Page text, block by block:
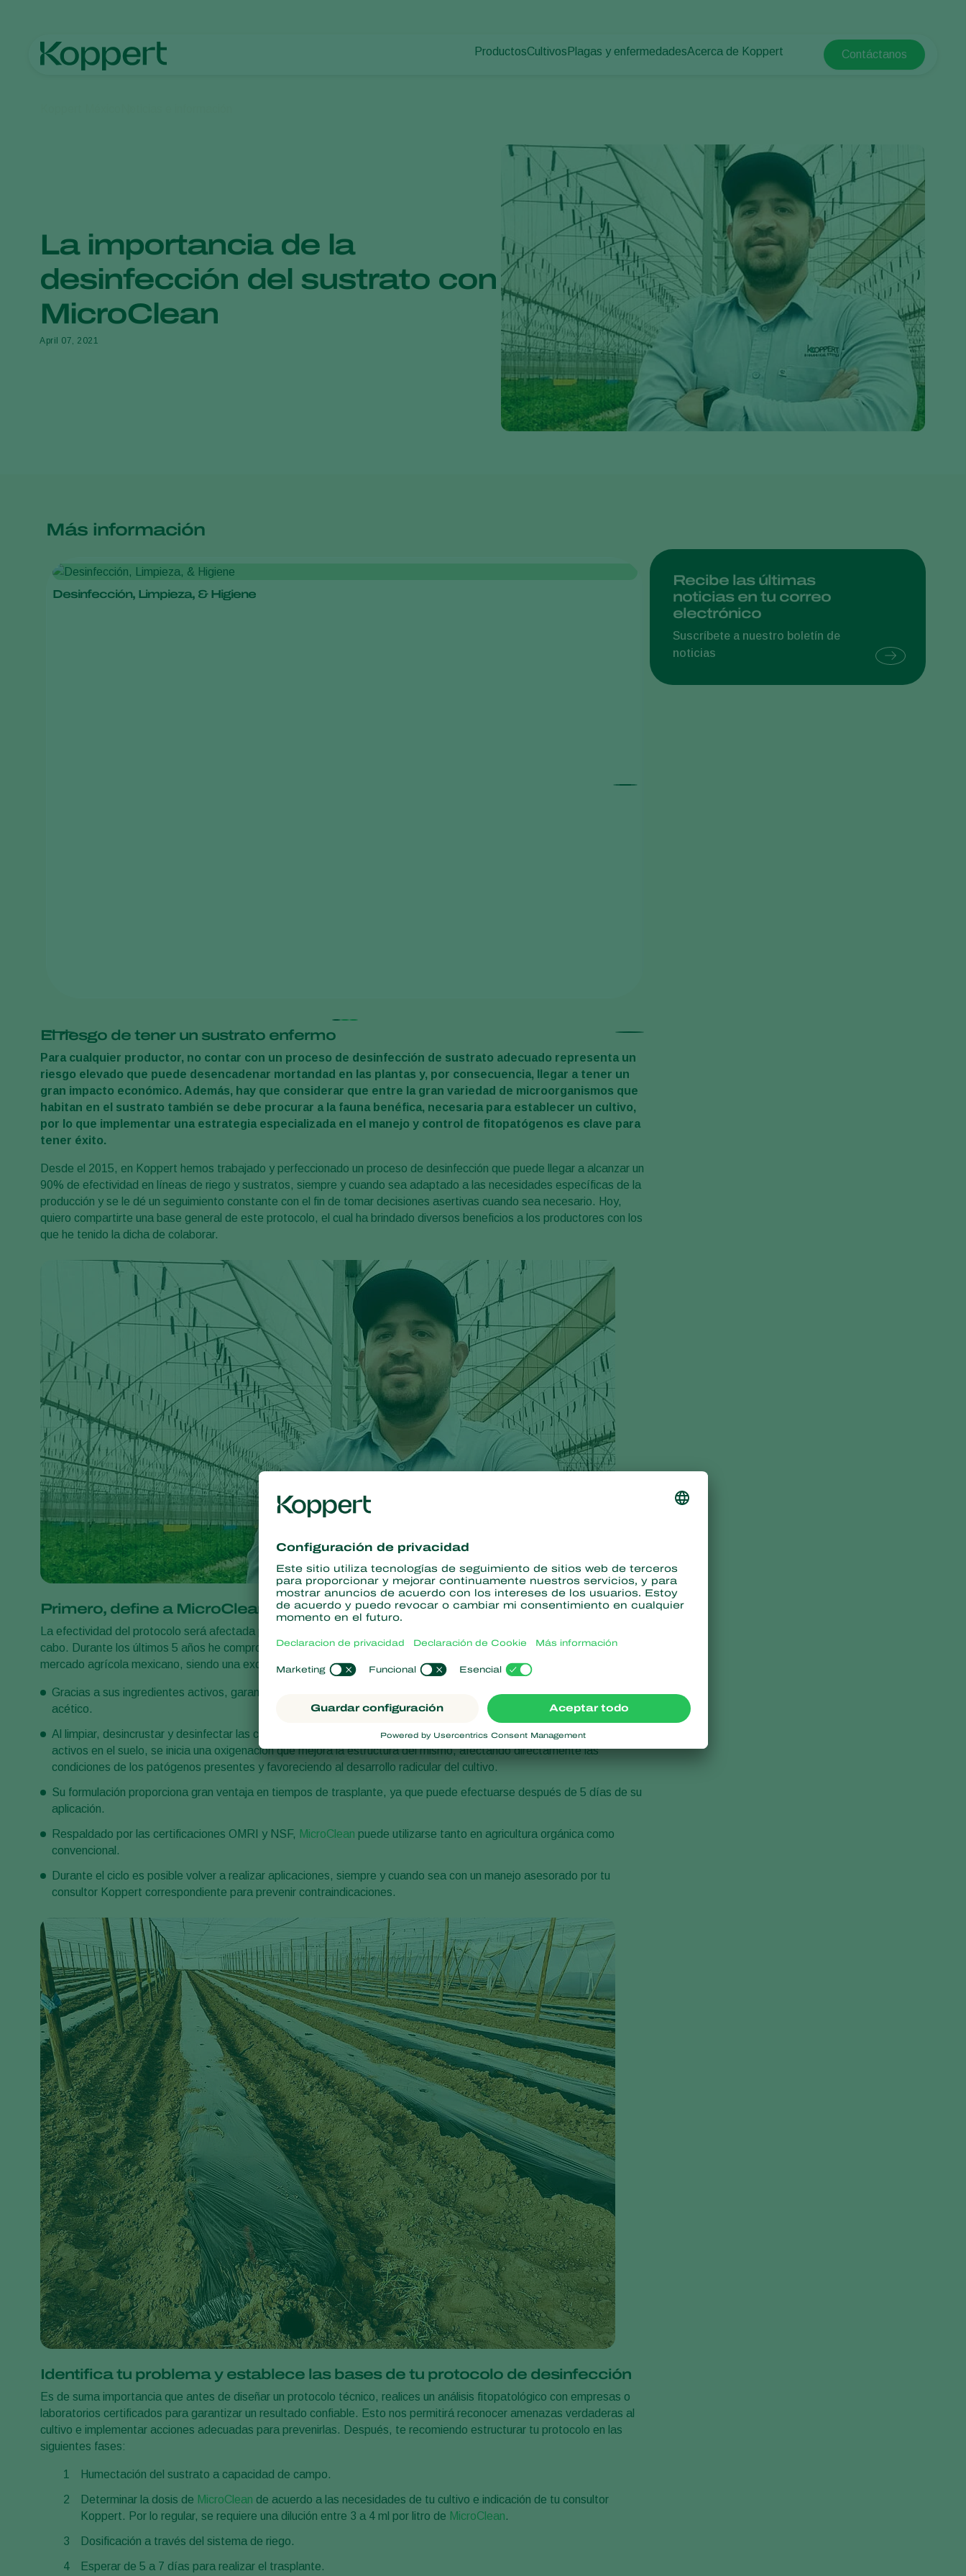
Productos
Aplicación
Desinfección, Limpieza, & Higiene
Agentes sombreadores
Cultivos
Cultivos herbáceos
Plagas y enfermedadesAcerca de Koppert
Koppert Global
Brasil
Canada (English)
Canada (French)
Ecuador
Finland (Finnish)
Finland (Swedish)
France
Germany
Greece
Kenya
Poland
Russia
Spain
Switzerland
Contáctanos
La importancia de la
desinfección del sustrato con
MicroClean
April 07, 2021
Más información
Desinfección, Limpieza, & Higiene
El riesgo de tener un sustrato enfermo
Para cualquier productor, no contar con un proceso de desinfección de sustrato adecuado representa un
riesgo elevado que puede desencadenar mortandad en las plantas y, por consecuencia, llegar a tener un
gran impacto económico. Además, hay que considerar que entre la gran variedad de microorganismos que
habitan en el sustrato también se debe procurar a la fauna benéfica, necesaria para establecer un cultivo,
por lo que implementar una estrategia especializada en el manejo y control de fitopatógenos es clave para
tener éxito.
Desde el 2015, en Koppert hemos trabajado y perfeccionado un proceso de desinfección que puede llegar a alcanzar un
90% de efectividad en líneas de riego y sustratos, siempre y cuando sea adaptado a las necesidades específicas de la
producción y se le dé un seguimiento constante con el fin de tomar decisiones asertivas cuando sea necesario. Hoy,
quiero compartirte una base general de este protocolo, el cual ha brindado diversos beneficios a los productores con los
que he tenido la dicha de colaborar.
Primero, define a MicroClean como tu mejor aliado
La efectividad del protocolo será afectada proporcionalmente de acuerdo a las soluciones que escojas para llevarlo a
cabo. Durante los últimos 5 años he comprobado la eficacia de uso del desinfectante paracético
MicroCleanen el
mercado agrícola mexicano, siendo una excelente alternativa a los tratamientos convencionales:
Gracias a sus ingredientes activos, garantiza la degradación en materiales inertes como en agua, oxígeno y ácido
acético.
Al limpiar, desincrustar y desinfectar las cintas de riego para destapar lo goteros, así como al degradar ingredientes
activos en el suelo, se inicia una oxigenación que mejora la estructura del mismo, afectando directamente las
condiciones de los patógenos presentes y favoreciendo al desarrollo radicular del cultivo.
Su formulación proporciona gran ventaja en tiempos de trasplante, ya que puede efectuarse después de 5 días de su
aplicación.
Respaldado por las certificaciones OMRI y NSF, MicroClean puede utilizarse tanto en agricultura orgánica como
convencional.
Durante el ciclo es posible volver a realizar aplicaciones, siempre y cuando sea con un manejo asesorado por tu
consultor Koppert correspondiente para prevenir contraindicaciones.
Identifica tu problema y establece las bases de tu protocolo de desinfección
Es de suma importancia que antes de diseñar un protocolo técnico, realices un análisis fitopatológico con empresas o
laboratorios certificados para garantizar un resultado confiable. Esto nos permitirá reconocer amenazas verdaderas al
cultivo e implementar acciones adecuadas para prevenirlas. Después, te recomiendo estructurar tu protocolo en las
siguientes fases:
Humectación del sustrato a capacidad de campo.
Determinar la dosis de MicroClean de acuerdo a las necesidades de tu cultivo e indicación de tu consultor
Koppert. Por lo regular, se requiere una dilución entre 3 a 4 ml por litro de MicroClean.
Dosificación a través del sistema de riego.
Esperar de 5 a 7 días para realizar el trasplante.
Recibe las últimas
noticias en tu correo
electrónico
Suscríbete a nuestro boletín de
noticias